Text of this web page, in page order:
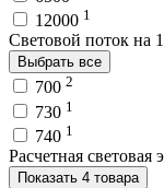
12000 1
Световой поток на
Выбрать все
700 2
730 1
740 1
Расчетная
Показать 4 товара